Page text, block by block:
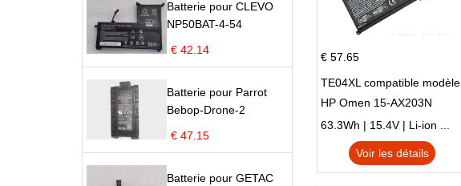
Batterie pour CLEVO
NP50BAT-4-54
€ 42.14
Batterie pour Parrot
Bebop-Drone-2
€ 47.15
Batterie pour GETAC
€ 57.65
TE04XL compatible modèle
HP Omen 15-AX203N
Omen 15 Series Pavilion 15
Series
63.3Wh | 15.4V | Li-ion ...
Voir les détails